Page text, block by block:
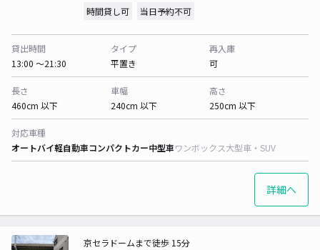
時間貸し可 当日予約不可
貸出時間
13:00 〜21:30
タイプ
平置き
再入庫
可
長さ
460cm 以下
車幅
240cm 以下
高さ
250cm 以下
対応車種
オートバイ軽自動車コンパクトカー中型車ワンボックス大型車・SUV
詳細へ
京セラドームまで徒歩 15分